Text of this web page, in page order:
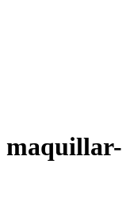
maquillar-